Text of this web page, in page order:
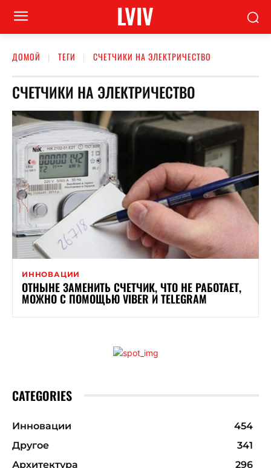
LVIV
ДОМОЙ ТЕГИ СЧЕТЧИКИ НА ЭЛЕКТРИЧЕСТВО
СЧЕТЧИКИ НА ЭЛЕКТРИЧЕСТВО
ИННОВАЦИИ
ОТНЫНЕ ЗАМЕНИТЬ СЧЕТЧИК, ЧТО НЕ РАБОТАЕТ,
МОЖНО С ПОМОЩЬЮ VIBER И TELEGRAM
CATEGORIES
Инновации
454
Другое
341
Архитектура
296